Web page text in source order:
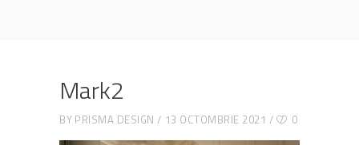
Mark2
BY PRISMA DESIGN 13 OCTOMBRIE 2021 0